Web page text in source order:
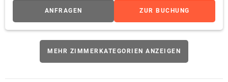
ANFRAGEN ZUR BUCHUNG
MEHR ZIMMERKATEGORIEN ANZEIGEN